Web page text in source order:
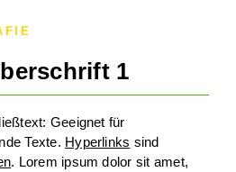
1
Geeignet für
Texte. Hyperlinks sind
. Lorem ipsum dolor sit amet,